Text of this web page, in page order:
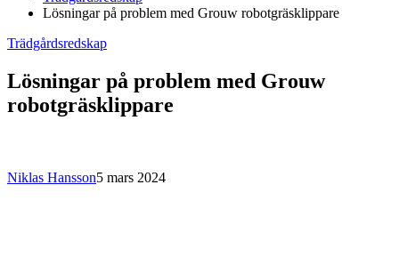
Lösningar på problem med Grouw robotgräsklippare
Trädgårdsredskap
Lösningar på problem med Grouw
robotgräsklippare
Niklas Hansson5 mars 2024